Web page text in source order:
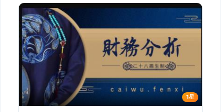
1星